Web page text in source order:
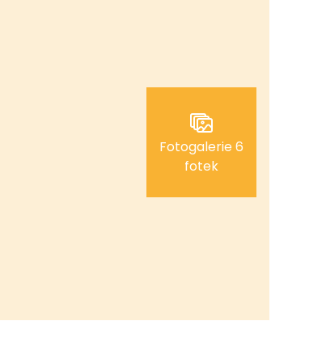
Fotogalerie 6
fotek